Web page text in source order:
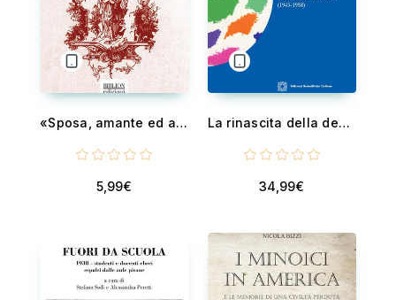
«Sposa, amante ed amata» - Galateo coniugale tra Otto e Novecento. Lingua e stile
5,99€
La rinascita della destra in Italia - Il laboratorio politico-sindacale napoletano da Salò ad Achille Lauro
34,99€